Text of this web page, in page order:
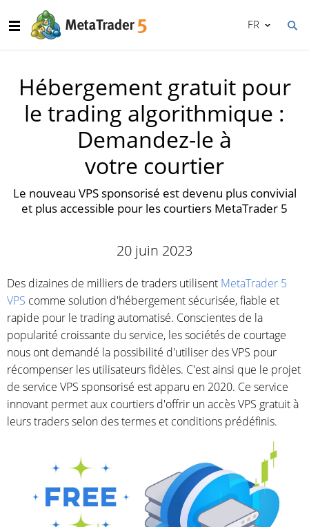
FR
Hébergement gratuit pour
le trading algorithmique :
Demandez-le à
votre courtier
Le nouveau VPS sponsorisé est devenu plus convivial
et plus accessible pour les courtiers MetaTrader 5
20 juin 2023
Des dizaines de milliers de traders utilisent MetaTrader 5
VPS comme solution d'hébergement sécurisée, fiable et
rapide pour le trading automatisé. Conscientes de la
popularité croissante du service, les sociétés de courtage
nous ont demandé la possibilité d'utiliser des VPS pour
récompenser les utilisateurs fidèles. C'est ainsi que le projet
de service VPS sponsorisé est apparu en 2020. Ce service
innovant permet aux courtiers d'offrir un accès VPS gratuit à
leurs traders selon des termes et conditions prédéfinis.